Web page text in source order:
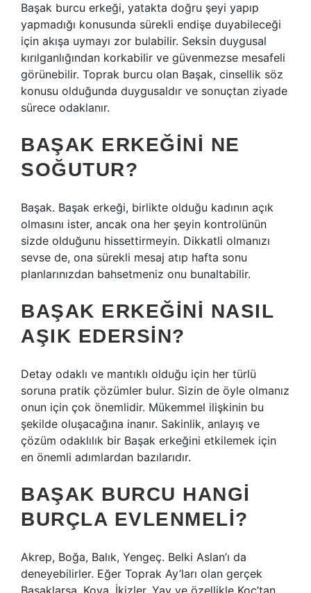
Başak burcu erkeği, yatakta doğru şeyi yapıp
yapmadığı konusunda sürekli endişe duyabileceği
için akışa uymayı zor bulabilir. Seksin duygusal
kırılganlığından korkabilir ve güvenmezse mesafeli
görünebilir. Toprak burcu olan Başak, cinsellik söz
konusu olduğunda duygusaldır ve sonuçtan ziyade
sürece odaklanır.
BAŞAK ERKEĞINI NE
SOĞUTUR?
Başak. Başak erkeği, birlikte olduğu kadının açık
olmasını ister, ancak ona her şeyin kontrolünün
sizde olduğunu hissettirmeyin. Dikkatli olmanızı
sevse de, ona sürekli mesaj atıp hafta sonu
planlarınızdan bahsetmeniz onu bunaltabilir.
BAŞAK ERKEĞINI NASIL
AŞIK EDERSIN?
Detay odaklı ve mantıklı olduğu için her türlü
soruna pratik çözümler bulur. Sizin de öyle olmanız
onun için çok önemlidir. Mükemmel ilişkinin bu
şekilde oluşacağına inanır. Sakinlik, anlayış ve
çözüm odaklılık bir Başak erkeğini etkilemek için
en önemli adımlardan bazılarıdır.
BAŞAK BURCU HANGI
BURÇLA EVLENMELI?
Akrep, Boğa, Balık, Yengeç. Belki Aslan’ı da
deneyebilirler. Eğer Toprak Ay’ları olan gerçek
Başaklarsa, Kova, İkizler, Yay ve özellikle Koç’tan